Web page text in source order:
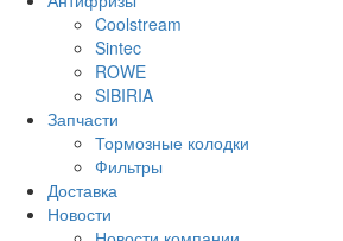
Coolstream
Sintec
ROWE
SIBIRIA
Запчасти
Тормозные колодки
Фильтры
Доставка
Новости